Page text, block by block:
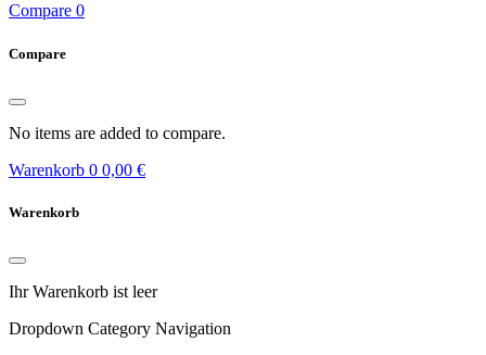
Compare 0
Compare
No items are added to compare.
Warenkorb 0 0,00 €
Warenkorb
Ihr Warenkorb ist leer
Dropdown Category Navigation